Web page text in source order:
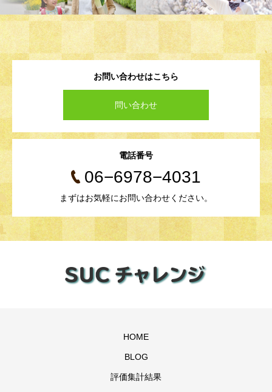
お問い合わせはこちら
問い合わせ
電話番号
06−6978−4031
まずはお気軽にお問い合わせください。
HOME
BLOG
評価集計結果